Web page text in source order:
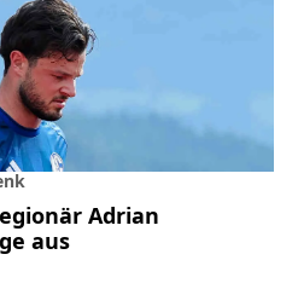
Adrian
aus